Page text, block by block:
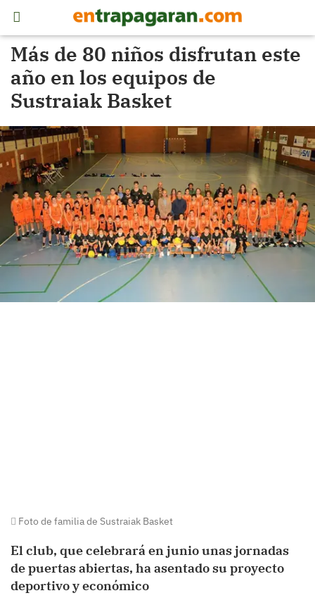
Más de 80 niños disfrutan este
año en los equipos de
Sustraiak Basket
Foto de familia de Sustraiak Basket
El club, que celebrará en junio unas jornadas
de puertas abiertas, ha asentado su proyecto
deportivo y económico